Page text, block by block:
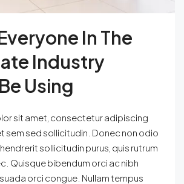
In The
Industry
Using
sit amet, consectetur adipiscing
sem sed sollicitudin. Donec non odio
sollicitudin purus, quis rutrum
Quisque bibendum orci ac nibh
orci congue. Nullam tempus